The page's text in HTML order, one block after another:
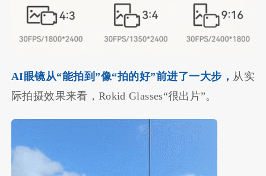
AI眼镜从“能拍到”像“拍的好”前进了一大步， 从实
际拍摄效果来看，Rokid Glasses“很出片”。